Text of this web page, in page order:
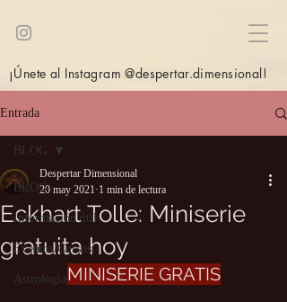
¡Únete al Instagram @despertar.dimensional!
Entrada
BLOG
Información útil
Eventos/Cursos
Astrología
BLOG
Eckhart Tolle: Miniserie
gratuita hoy
Despertar Dimensional
20 may 2021 1 min de lectura
MINISERIE GRATIS